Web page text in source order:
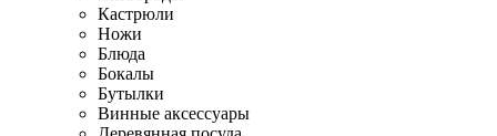
Кастрюли
Ножи
Блюда
Бокалы
Бутылки
Винные аксессуары